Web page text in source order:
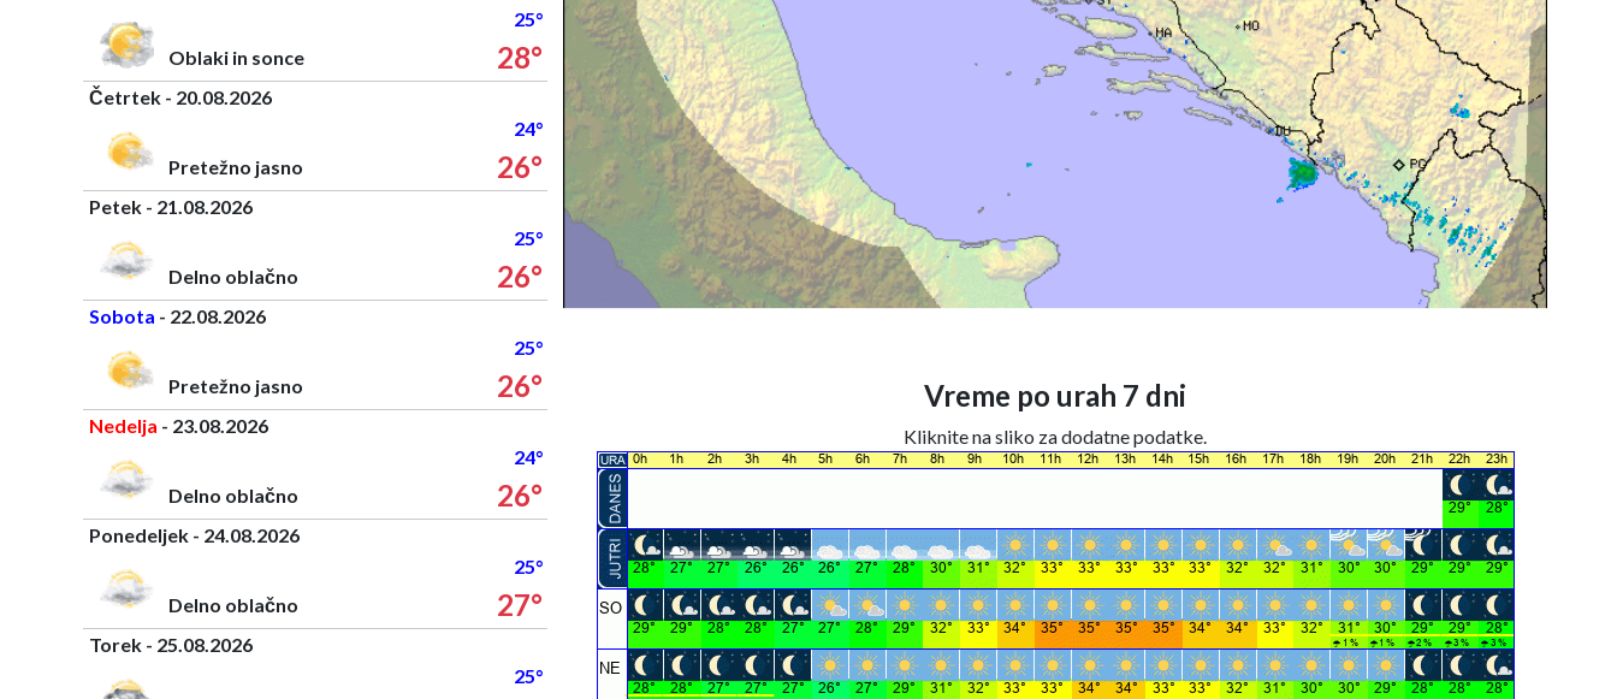
25°
Oblaki in sonce
28°
Četrtek - 20.08.2026
24°
Pretežno jasno
26°
Petek - 21.08.2026
25°
Delno oblačno
26°
Sobota - 22.08.2026
25°
Pretežno jasno
26°
Nedelja - 23.08.2026
24°
Delno oblačno
26°
Ponedeljek - 24.08.2026
25°
Delno oblačno
27°
Torek - 25.08.2026
25°
Vreme po urah 7 dni
Kliknite na sliko za dodatne podatke.